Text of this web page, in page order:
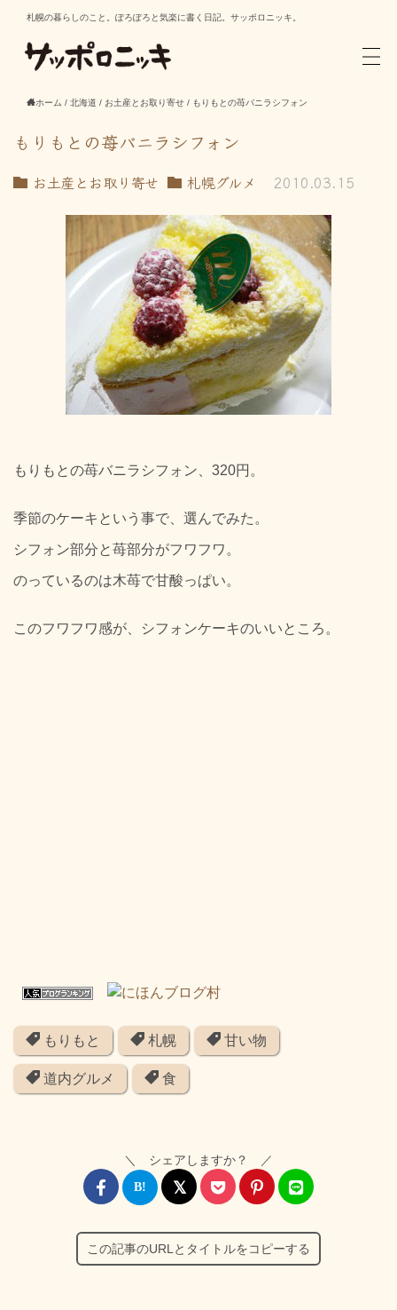
札幌の暮らしのこと。ぽろぽろと気楽に書く日記。サッポロニッキ。
ホーム / 北海道 / お土産とお取り寄せ / もりもとの苺バニラシフォン
もりもとの苺バニラシフォン
お土産とお取り寄せ 札幌グルメ 2010.03.15
もりもとの苺バニラシフォン、320円。
季節のケーキという事で、選んでみた。
シフォン部分と苺部分がフワフワ。
のっているのは木苺で甘酸っぱい。
このフワフワ感が、シフォンケーキのいいところ。
もりもと 札幌 甘い物
道内グルメ 食
＼ シェアしますか？ ／
この記事のURLとタイトルをコピーする